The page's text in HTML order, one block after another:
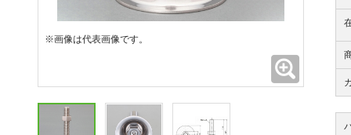
※画像は代表画像です。